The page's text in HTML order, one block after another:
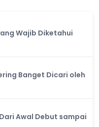
Wajib Diketahui
Banget Dicari oleh
Awal Debut sampai